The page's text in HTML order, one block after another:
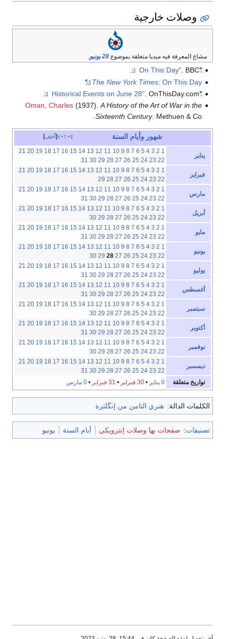
وصلات خارجية
مشاع المعرفة فيه ميديا متعلقة بموضوع28 يونيو .
"On This Day"
. BBC.
The New York Times: On This Day
"Historical Events on June 28"
. OnThisDay.com.
Oman, Charles(1937).A History of the Art of War in the
Sixteenth Century. Methuen & Co.
أخف v t e شهور وأيام السنة
يناير
1
2
3
4
5
6
7
8
9
10
11
12
13
14
15
16
17
18
19
20
21
22
23
24
25
26
27
28
29
30
31
فبراير
1
2
3
4
5
6
7
8
9
10
11
12
13
14
15
16
17
18
19
20
21
22
23
24
25
26
27
28
29
مارس
1
2
3
4
5
6
7
8
9
10
11
12
13
14
15
16
17
18
19
20
21
22
23
24
25
26
27
28
29
30
31
أبريل
1
2
3
4
5
6
7
8
9
10
11
12
13
14
15
16
17
18
19
20
21
22
23
24
25
26
27
28
29
30
مايو
1
2
3
4
5
6
7
8
9
10
11
12
13
14
15
16
17
18
19
20
21
22
23
24
25
26
27
28
29
30
31
يونيو
1
2
3
4
5
6
7
8
9
10
11
12
13
14
15
16
17
18
19
20
21
22
23
24
25
26
27
28
29
30
يوليو
1
2
3
4
5
6
7
8
9
10
11
12
13
14
15
16
17
18
19
20
21
22
23
24
25
26
27
28
29
30
31
أغسطس
1
2
3
4
5
6
7
8
9
10
11
12
13
14
15
16
17
18
19
20
21
22
23
24
25
26
27
28
29
30
31
سبتمبر
1
2
3
4
5
6
7
8
9
10
11
12
13
14
15
16
17
18
19
20
21
22
23
24
25
26
27
28
29
30
أكتوبر
1
2
3
4
5
6
7
8
9
10
11
12
13
14
15
16
17
18
19
20
21
22
23
24
25
26
27
28
29
30
31
نوفمبر
1
2
3
4
5
6
7
8
9
10
11
12
13
14
15
16
17
18
19
20
21
22
23
24
25
26
27
28
29
30
ديسمبر
1
2
3
4
5
6
7
8
9
10
11
12
13
14
15
16
17
18
19
20
21
22
23
24
25
26
27
28
29
30
31
تواريخ متعلقة
0 يناير •30 فبراير • 31 فبراير •0 مارس
الكلمات الدالة: هنري الثامن من إنگلترة
تصنيفات: صفحات بها وصلات إنترويكي أيام السنة يونيو